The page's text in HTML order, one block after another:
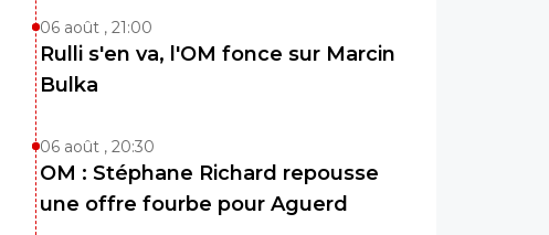
06 août , 21:00
Rulli s'en va, l'OM fonce sur Marcin
Bulka
06 août , 20:30
OM : Stéphane Richard repousse
une offre fourbe pour Aguerd